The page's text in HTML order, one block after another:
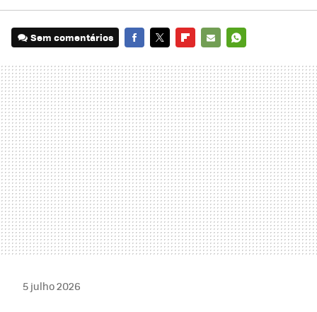
Sem comentários
MAIL
5 julho 2026